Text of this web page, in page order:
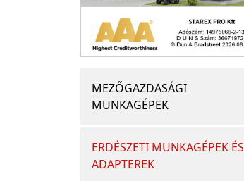
MEZŐGAZDASÁGI
MUNKAGÉPEK
ERDÉSZETI MUNKAGÉPEK ÉS
ADAPTEREK